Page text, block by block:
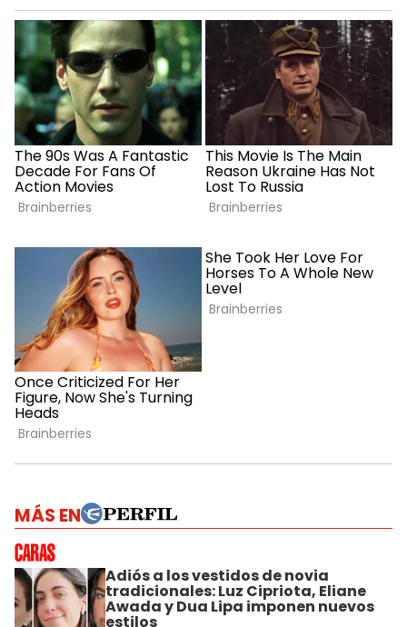
MÁS EN
Adiós a los vestidos de novia
tradicionales: Luz Cipriota, Eliane
Awada y Dua Lipa imponen nuevos
estilos